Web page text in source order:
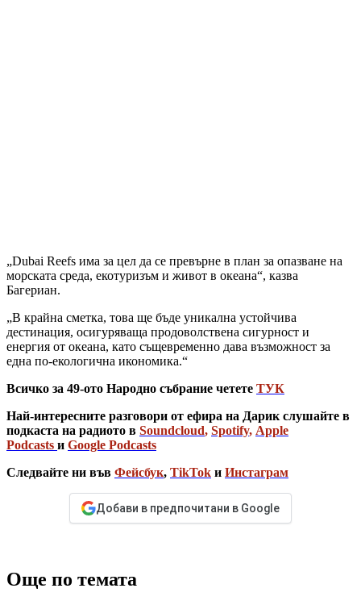
„Dubai Reefs има за цел да се превърне в план за опазване на
морската среда, екотуризъм и живот в океана“, казва
Багериан.
„В крайна сметка, това ще бъде уникална устойчива
дестинация, осигуряваща продоволствена сигурност и
енергия от океана, като същевременно дава възможност за
една по-екологична икономика.“
Всичко за 49-ото Народно събрание четете ТУК
Най-интересните разговори от ефира на Дарик слушайте в
подкаста на радиото в Soundcloud, Spotify, Apple
Podcasts и Google Podcasts
Следвайте ни във Фейсбук, TikTok и Инстаграм
Добави в предпочитани в Google
Още по темата